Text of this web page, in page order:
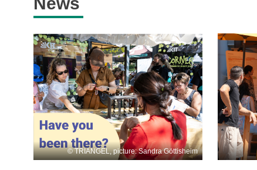
TRIANGEL, picture: Sandra Göttisheim